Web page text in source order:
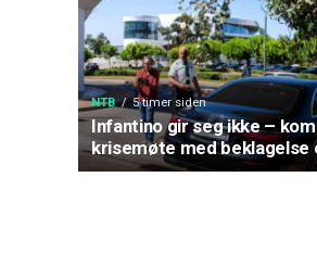
NTB 5 timer siden
Infantino gir seg ikke –
krisemøte med beklagelse